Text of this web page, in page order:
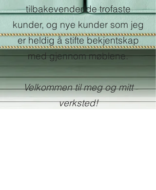
tilbakevendende trofaste
kunder, og nye kunder som jeg
er heldig å stifte bekjentskap
med gjennom møblene.
Velkommen til meg og mitt
verksted!